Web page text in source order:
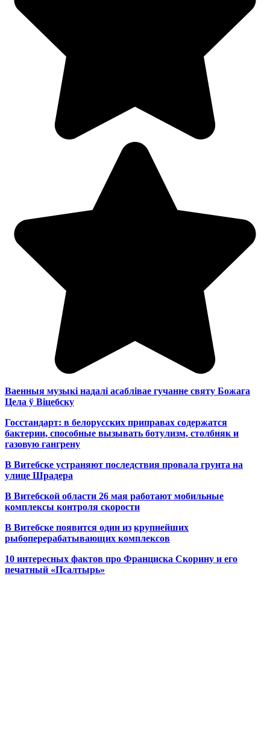
Ваенныя музыкі надалі асаблівае гучанне святу Божага
Цела ў Віцебску
Госстандарт: в белорусских приправах содержатся
бактерии, способные вызывать ботулизм, столбняк и
газовую гангрену
В Витебске устраняют последствия провала грунта на
улице Шрадера
В Витебской области 26 мая работают мобильные
комплексы контроля скорости
В Витебске появится один из крупнейших
рыбоперерабатывающих комплексов
10 интересных фактов про Франциска Скорину и его
печатный «Псалтырь»